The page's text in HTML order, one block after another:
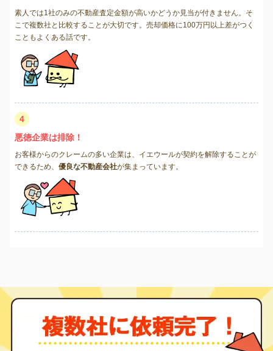
素人では1社のみの不動産査定金額が高いかどうか見当が付きません。そ
こで複数社と比較することが大切です。売却価格に100万円以上差がつく
こともよくある話です。
4
悪徳企業は排除！
お客様からのクレームの多い企業は、イエウールが契約を解除することが
できるため、 優良な不動産会社が集まっています。